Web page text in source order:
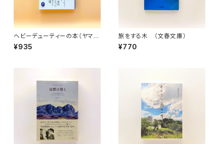
ヘビーデューティーの本（ヤマケ
イ文庫）
¥935
旅をする木 （文春文庫）
¥770